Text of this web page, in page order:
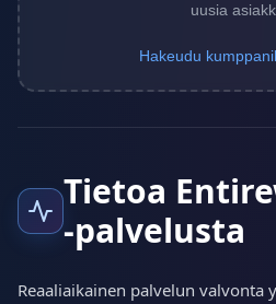
uusia
Hakeudu
Tietoa
-palvelusta
Reaaliaikainen palvelun valvonta